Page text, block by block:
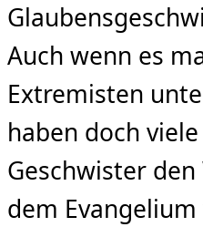
Auch wenn es
Extremisten
haben doch
Geschwister
dem Evangelium